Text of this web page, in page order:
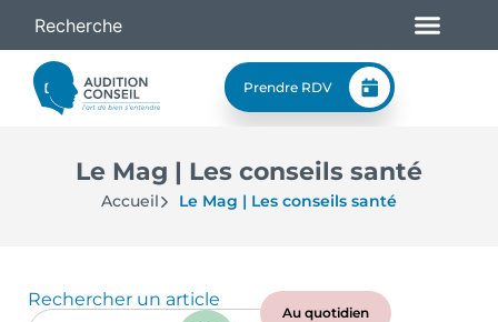
Prendre RDV
Le Mag | Les conseils santé
Accueil Le Mag | Les conseils santé
Rechercher un article
Au quotidien